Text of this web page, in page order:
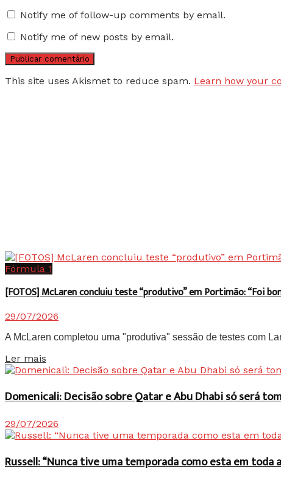
Notify me of follow-up comments by email.
Notify me of new posts by email.
This site uses Akismet to reduce spam. Learn how your
Fórmula 1
[FOTOS] McLaren concluiu teste “produtivo” em Portimão: “Foi
29/07/2026
A McLaren completou uma "produtiva" sessão de testes com
Ler mais
Domenicali: Decisão sobre Qatar e Abu Dhabi só será
29/07/2026
Russell: “Nunca tive uma temporada como esta em toda